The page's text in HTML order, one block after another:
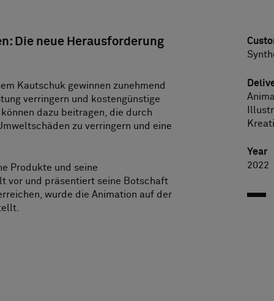
Die neue Herausforderung
Kautschuk gewinnen zunehmend
verringern und kostengünstige
dazu beitragen, die durch
zu verringern und eine
Produkte und seine
vor und präsentiert seine Botschaft
wurde die Animation auf der
Year
2022